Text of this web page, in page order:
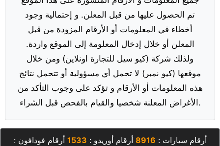
تم الحصول عليها من قبل المعلن. و إحتمالية وجود
أخطاء في المعلومات أو الأرقام المزودة من قبل
المعلن أو خلال إدخال المعلومة إلى الموقع واردة.
ولذلك شركة (كيو سيل للتجارة اونلاين) ومن خلال
موقعها (كيو نمبر) لا تحمل أي مسؤولية أو تتحمل نتائج
هذه المعلومات أو الأرقام و تؤكد على وجوب التأكد من
الأغراض المعلنة شخصيا والقيام بالفحص قبل الشراء.
أرقام سيارات : 8916 أرقام أوريدو : 1533 أرقام فودافون :